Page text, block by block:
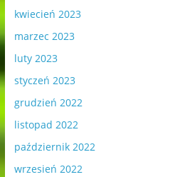
kwiecień 2023
marzec 2023
luty 2023
styczeń 2023
grudzień 2022
listopad 2022
październik 2022
wrzesień 2022